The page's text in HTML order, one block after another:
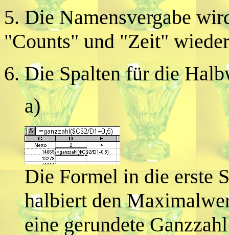
5. Die Namensvergabe
"Counts" und "Zeit"
6. Die Spalten für die
a)
Die Formel in die erste
halbiert den
eine gerundete